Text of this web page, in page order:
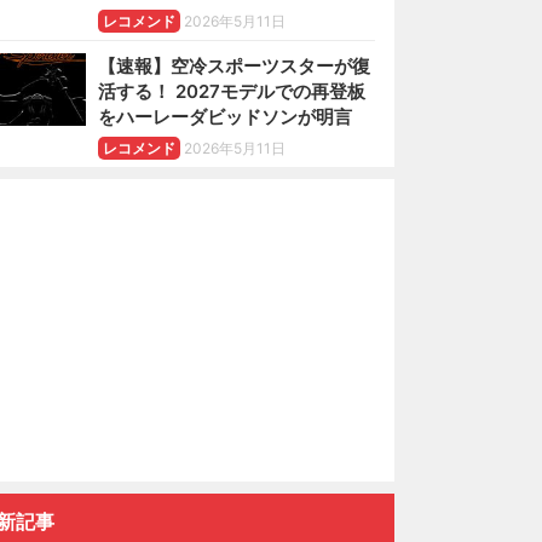
レコメンド 2026年5月11日
【速報】空冷スポーツスターが復
活する！ 2027モデルでの再登板
をハーレーダビッドソンが明言
レコメンド 2026年5月11日
記事